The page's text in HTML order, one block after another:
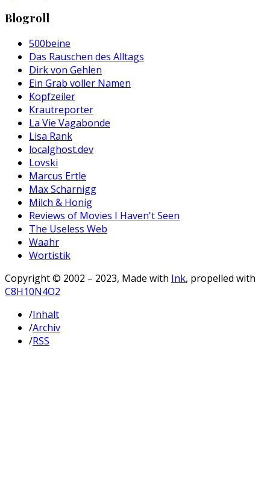
Blogroll
500beine
Das Rauschen des Alltags
Dirk von Gehlen
Ein Grab voller Namen
Kopfzeiler
Krautreporter
La Vie Vagabonde
Lisa Rank
localghost.dev
Lovski
Marcus Ertle
Max Scharnigg
Milch & Honig
Reviews of Movies I Haven't Seen
The Useless Web
Waahr
Wortistik
Copyright © 2002 – 2023, Made with Ink, propelled with
C8H10N4O2
/Inhalt
/Archiv
/RSS